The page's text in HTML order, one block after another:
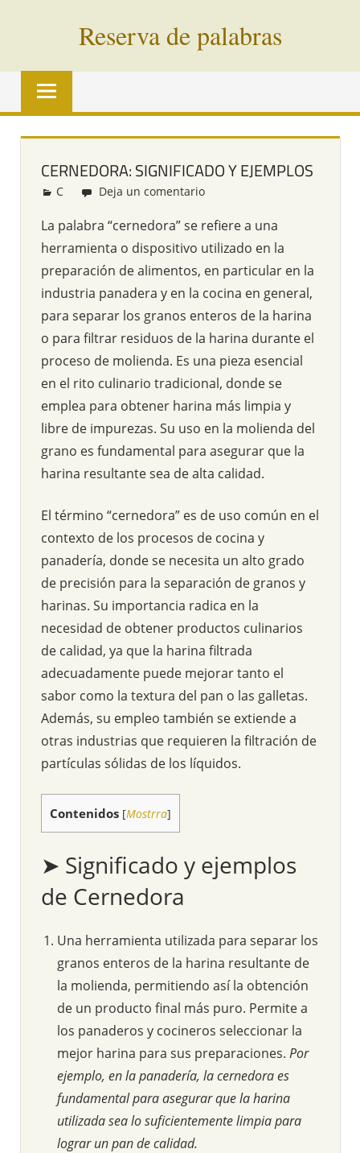
Reserva de palabras
Palabras
vías
todo
mundo
CERNEDORA: SIGNIFICADO Y EJEMPLOS
Redacción
C Deja un comentario
La palabra “cernedora” se refiere a una
herramienta o dispositivo utilizado en la
preparación de alimentos, en particular en la
industria panadera y en la cocina en general,
para separar los granos enteros de la harina
o para filtrar residuos de la harina durante el
proceso de molienda. Es una pieza esencial
en el rito culinario tradicional, donde se
emplea para obtener harina más limpia y
libre de impurezas. Su uso en la molienda del
grano es fundamental para asegurar que la
harina resultante sea de alta calidad.
El término “cernedora” es de uso común en el
contexto de los procesos de cocina y
panadería, donde se necesita un alto grado
de precisión para la separación de granos y
harinas. Su importancia radica en la
necesidad de obtener productos culinarios
de calidad, ya que la harina filtrada
adecuadamente puede mejorar tanto el
sabor como la textura del pan o las galletas.
Además, su empleo también se extiende a
otras industrias que requieren la filtración de
partículas sólidas de los líquidos.
Contenidos [Mostrra]
➤ Significado y ejemplos
de Cernedora
Una herramienta utilizada para separar los
granos enteros de la harina resultante de
la molienda, permitiendo así la obtención
de un producto final más puro. Permite a
los panaderos y cocineros seleccionar la
mejor harina para sus preparaciones. Por
ejemplo, en la panadería, la cernedora es
fundamental para asegurar que la harina
utilizada sea lo suficientemente limpia para
lograr un pan de calidad.